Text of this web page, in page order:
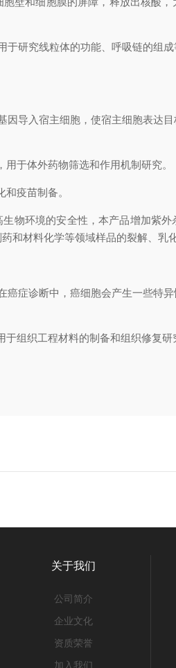
研究线粒体的功能、呼吸链的组
导入宿主细胞，使宿主细胞表达
于体外药物筛选和作用机制研究。
疫苗制备。
物环境的安全性，本产品增加紫
和材料化学等领域样品的裂解、乳
症诊断中，癌细胞会产生一些特
组织工程材料的制备和组织修复研
关于我们
公司简介
企业文化
资质荣誉
加入我们